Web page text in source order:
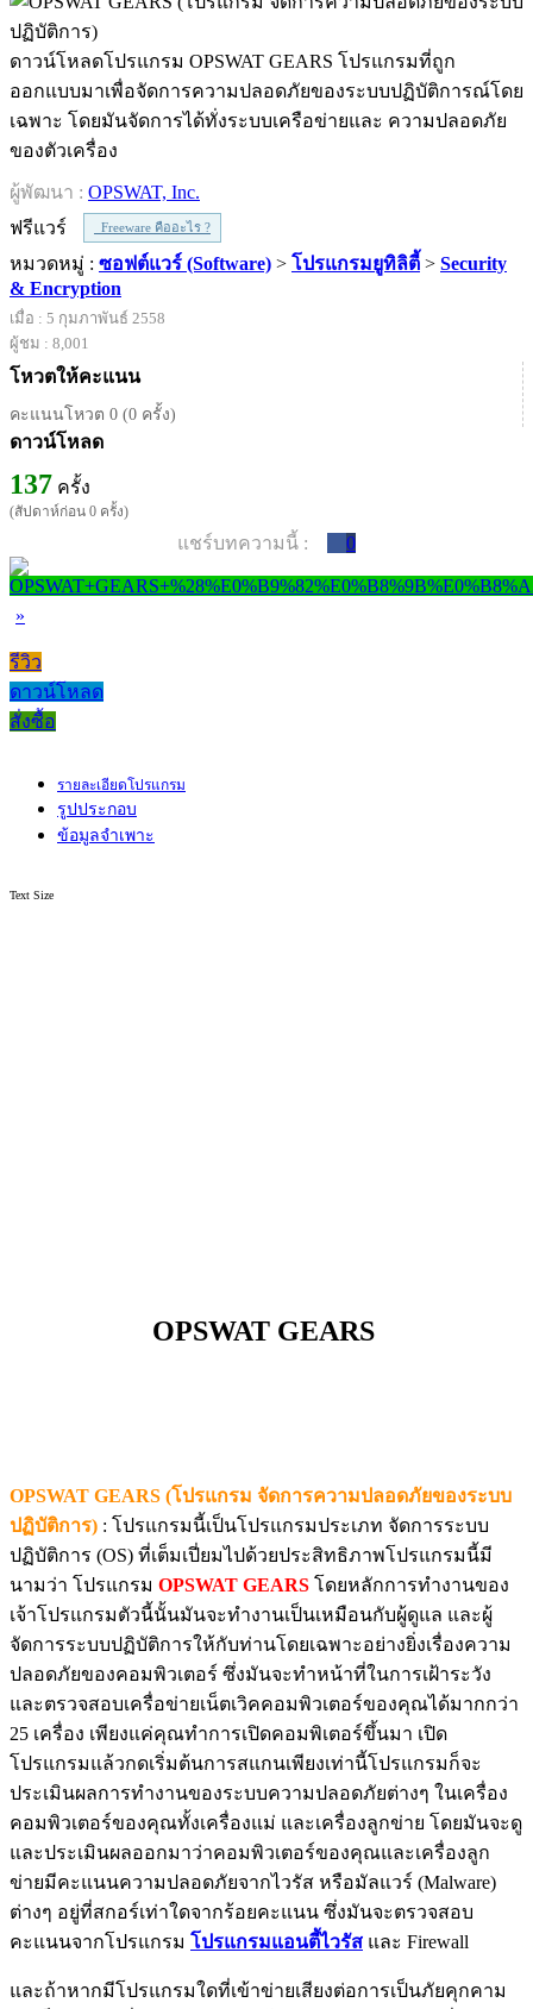
ดาวน์โหลดโปรแกรม OPSWAT GEARS โปรแกรมที่ถูก
ออกแบบมาเพื่อจัดการความปลอดภัยของระบบปฏิบัติการณ์โดย
เฉพาะ โดยมันจัดการได้ทั่งระบบเครือข่ายและ ความปลอดภัย
ของตัวเครื่อง
ผู้พัฒนา : OPSWAT, Inc.
ฟรีแวร์
Freeware คืออะไร ?
หมวดหมู่ : ซอฟต์แวร์ (Software) > โปรแกรมยูทิลิตี้ > Security
& Encryption
เมื่อ : 5 กุมภาพันธ์ 2558
ผู้ชม : 8,001
โหวตให้คะแนน
คะแนนโหวต 0 (0 ครั้ง)
ดาวน์โหลด
137 ครั้ง
(สัปดาห์ก่อน 0 ครั้ง)
แชร์บทความนี้ : 0
»
รีวิว
ดาวน์โหลด
สั่งซื้อ
รายละเอียดโปรแกรม
รูปประกอบ
ข้อมูลจำเพาะ
Text Size
OPSWAT GEARS
OPSWAT GEARS (โปรแกรม จัดการความปลอดภัยของระบบ
ปฏิบัติการ) : โปรแกรมนี้เป็นโปรแกรมประเภท จัดการระบบ
ปฏิบัติการ (OS) ที่เต็มเปี่ยมไปด้วยประสิทธิภาพโปรแกรมนี้มี
นามว่า โปรแกรม OPSWAT GEARS โดยหลักการทำงานของ
เจ้าโปรแกรมตัวนี้นั้นมันจะทำงานเป็นเหมือนกับผู้ดูแล และผู้
จัดการระบบปฏิบัติการให้กับท่านโดยเฉพาะอย่างยิ่งเรื่องความ
ปลอดภัยของคอมพิวเตอร์ ซึ่งมันจะทำหน้าที่ในการเฝ้าระวัง
และตรวจสอบเครื่อข่ายเน็ตเวิคคอมพิวเตอร์ของคุณได้มากกว่า
25 เครื่อง เพียงแค่คุณทำการเปิดคอมพิเตอร์ขึ้นมา เปิด
โปรแกรมแล้วกดเริ่มต้นการสแกนเพียงเท่านี้โปรแกรมก็จะ
ประเมินผลการทำงานของระบบความปลอดภัยต่างๆ ในเครื่อง
คอมพิวเตอร์ของคุณทั้งเครื่องแม่ และเครื่องลูกข่าย โดยมันจะดู
และประเมินผลออกมาว่าคอมพิวเตอร์ของคุณและเครื่องลูก
ข่ายมีคะแนนความปลอดภัยจากไวรัส หรือมัลแวร์ (Malware)
ต่างๆ อยู่ที่สกอร์เท่าใดจากร้อยคะแนน ซึ่งมันจะตรวจสอบ
คะแนนจากโปรแกรม โปรแกรมแอนตี้ไวรัส และ Firewall
และถ้าหากมีโปรแกรมใดที่เข้าข่ายเสียงต่อการเป็นภัยคุกคาม